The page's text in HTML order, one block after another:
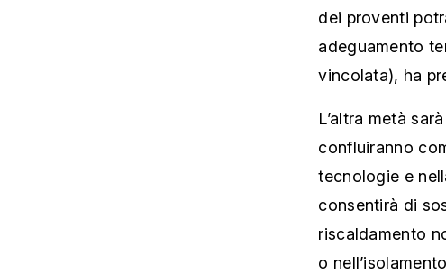
dei proventi
adeguamento
vincolata), ha
L’altra metà
confluiranno
tecnologie e
consentirà di
riscaldamento
o